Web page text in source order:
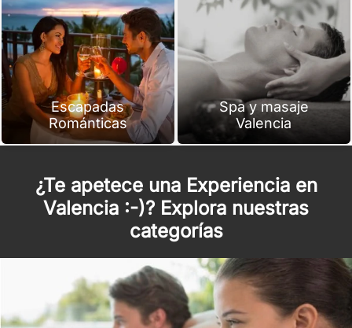
Escapadas
Románticas
Spa y masaje
Valencia
¿Te apetece una Experiencia en
Valencia :-)? Explora nuestras
categorías